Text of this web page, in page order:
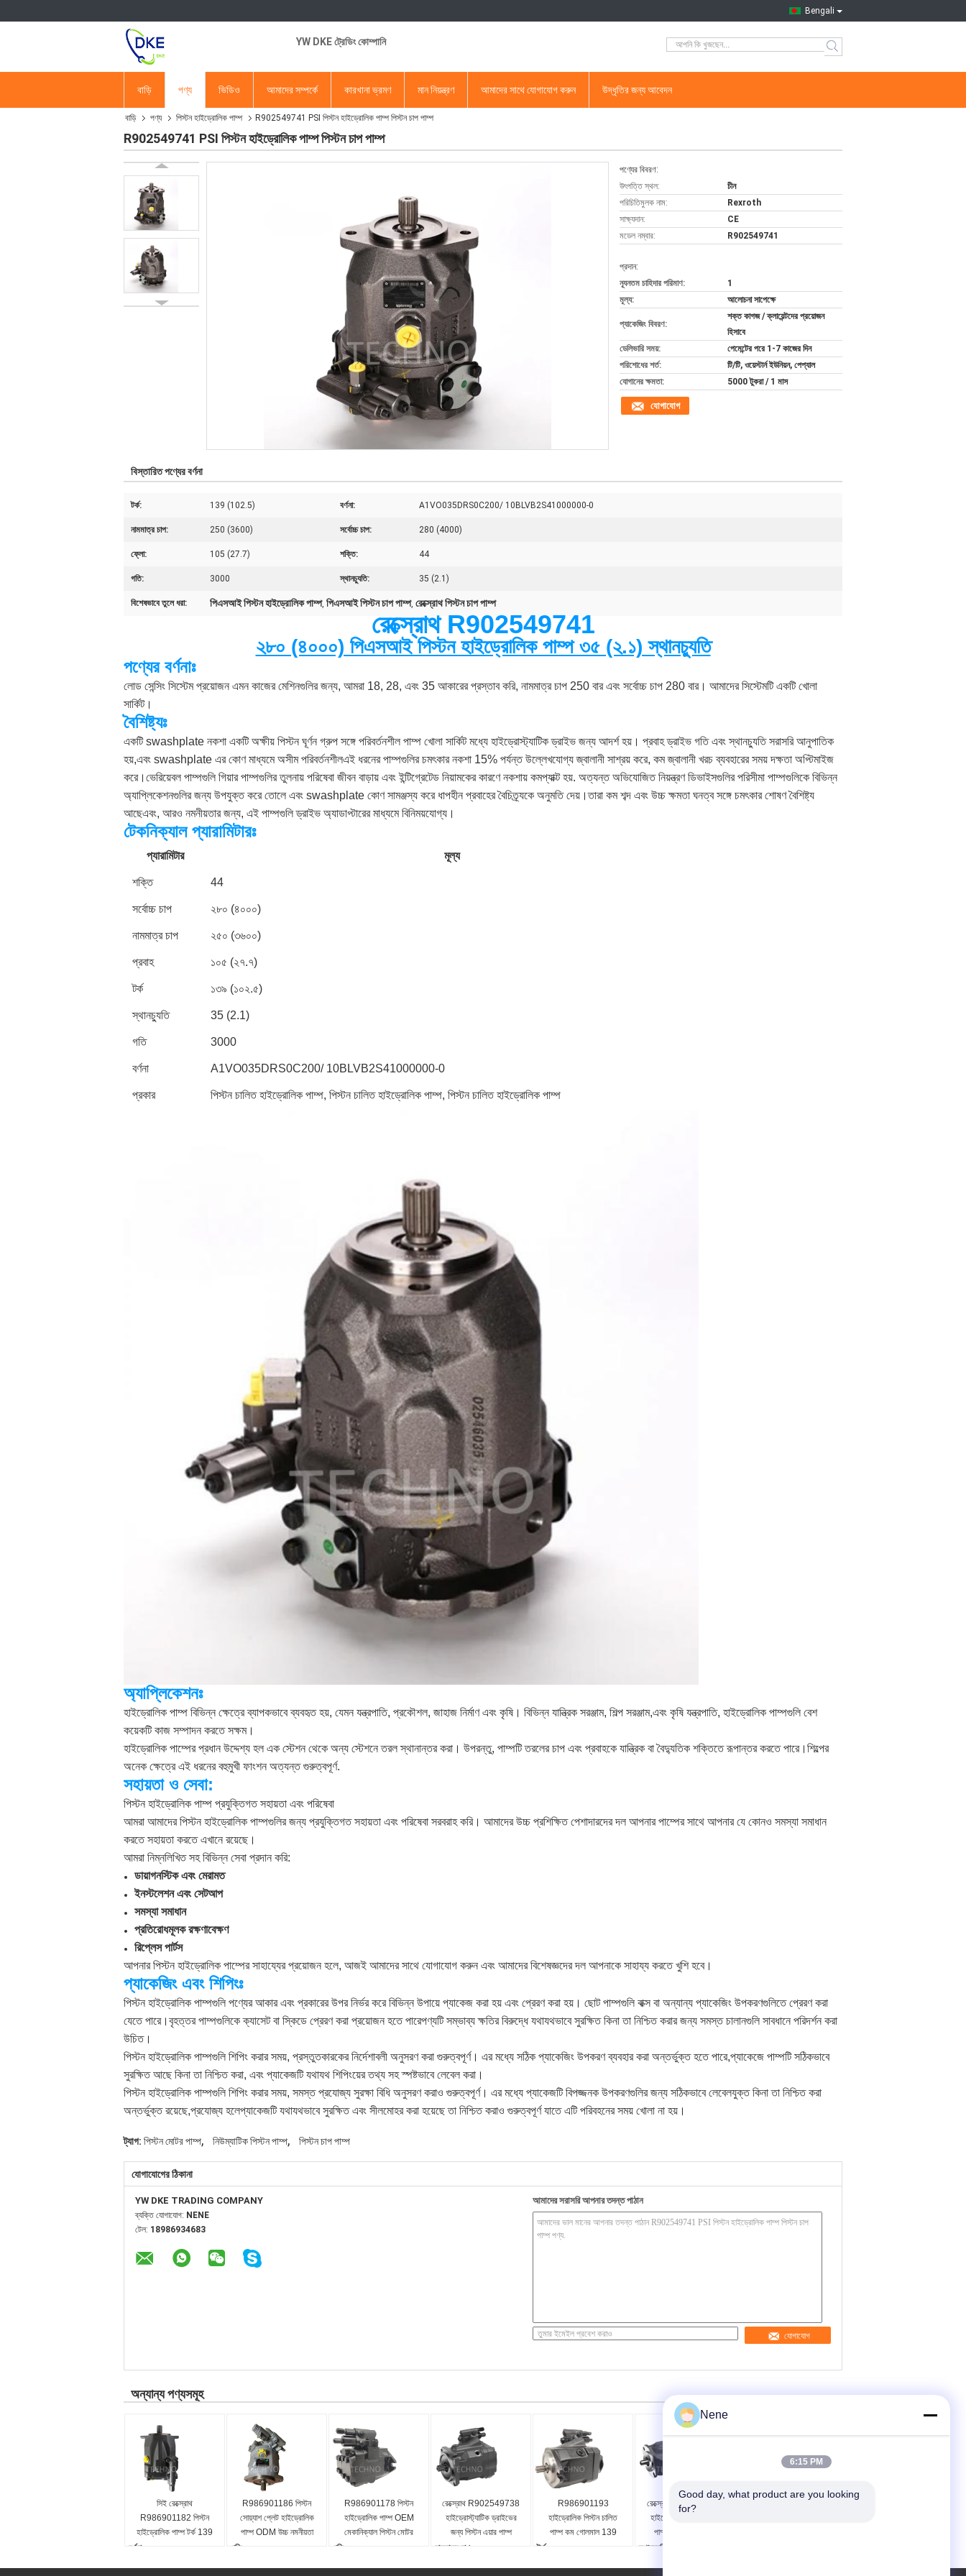
Bengali
YW DKE ট্রেডিং কোম্পানি
বাড়ি পণ্য ভিডিও আমাদের সম্পর্কে কারখানা ভ্রমণ মান নিয়ন্ত্রণ আমাদের সাথে যোগাযোগ করুন উদ্ধৃতির জন্য আবেদন
বাড়ি পণ্য পিস্টন হাইড্রোলিক পাম্প R902549741 PSI পিস্টন হাইড্রোলিক পাম্প পিস্টন চাপ পাম্প
R902549741 PSI পিস্টন হাইড্রোলিক পাম্প পিস্টন চাপ পাম্প
পণ্যের বিবরণ:
উৎপত্তি স্থল:
চীন
পরিচিতিমুলক নাম:
Rexroth
সাক্ষ্যদান:
CE
মডেল নম্বার:
R902549741
প্রদান:
ন্যূনতম চাহিদার পরিমাণ:
1
মূল্য:
আলোচনা সাপেক্ষে
প্যাকেজিং বিবরণ:
শক্ত কাগজ / ক্লায়েন্টদের প্রয়োজন
হিসাবে
ডেলিভারি সময়:
পেমেন্টের পরে 1-7 কাজের দিন
পরিশোধের শর্ত:
টি/টি, ওয়েস্টার্ন ইউনিয়ন, পেপ্যাল
যোগানের ক্ষমতা:
5000 টুকরা / 1 মাস
যোগাযোগ
বিস্তারিত পণ্যের বর্ণনা
টর্ক: 139 (102.5) বর্ণনা: A1VO035DRS0C200/ 10BLVB2S41000000-0
নামমাত্র চাপ: 250 (3600) সর্বোচ্চ চাপ: 280 (4000)
ফ্লো: 105 (27.7) শক্তি: 44
গতি: 3000 স্থানচ্যুতি: 35 (2.1)
বিশেষভাবে তুলে ধরা: পিএসআই পিস্টন হাইড্রোলিক পাম্প, পিএসআই পিস্টন চাপ পাম্প, রেক্স্রোথ পিস্টন চাপ পাম্প
রেক্স্রোথ R902549741
২৮০ (৪০০০) পিএসআই পিস্টন হাইড্রোলিক পাম্প ৩৫ (২.১) স্থানচ্যুতি
পণ্যের বর্ণনাঃ
লোড সেন্সিং সিস্টেম প্রয়োজন এমন কাজের মেশিনগুলির জন্য, আমরা 18, 28, এবং 35 আকারের প্রস্তাব করি, নামমাত্র চাপ 250 বার এবং সর্বোচ্চ চাপ 280 বার। আমাদের সিস্টেমটি একটি খোলা
সার্কিট।
বৈশিষ্ট্যঃ
একটি swashplate নকশা একটি অক্ষীয় পিস্টন ঘূর্ণন গ্রুপ সঙ্গে পরিবর্তনশীল পাম্প খোলা সার্কিট মধ্যে হাইড্রোস্ট্যাটিক ড্রাইভ জন্য আদর্শ হয়। প্রবাহ ড্রাইভ গতি এবং স্থানচ্যুতি সরাসরি আনুপাতিক
হয়,এবং swashplate এর কোণ মাধ্যমে অসীম পরিবর্তনশীলএই ধরনের পাম্পগুলির চমৎকার নকশা 15% পর্যন্ত উল্লেখযোগ্য জ্বালানী সাশ্রয় করে, কম জ্বালানী খরচ ব্যবহারের সময় দক্ষতা অপ্টিমাইজ
করে।ভেরিয়েবল পাম্পগুলি গিয়ার পাম্পগুলির তুলনায় পরিষেবা জীবন বাড়ায় এবং ইন্টিগ্রেটেড নিয়ামকের কারণে নকশায় কমপ্যাক্ট হয়. অত্যন্ত অভিযোজিত নিয়ন্ত্রণ ডিভাইসগুলির পরিসীমা পাম্পগুলিকে বিভিন্ন
অ্যাপ্লিকেশনগুলির জন্য উপযুক্ত করে তোলে এবং swashplate কোণ সামঞ্জস্য করে ধাপহীন প্রবাহের বৈচিত্র্যকে অনুমতি দেয়।তারা কম শব্দ এবং উচ্চ ক্ষমতা ঘনত্ব সঙ্গে চমৎকার শোষণ বৈশিষ্ট্য
আছেএবং, আরও নমনীয়তার জন্য, এই পাম্পগুলি ড্রাইভ অ্যাডাপ্টারের মাধ্যমে বিনিময়যোগ্য।
টেকনিক্যাল প্যারামিটারঃ
প্যারামিটার মূল্য
শক্তি 44
সর্বোচ্চ চাপ ২৮০ (৪০০০)
নামমাত্র চাপ ২৫০ (৩৬০০)
প্রবাহ ১০৫ (২৭.৭)
টর্ক ১৩৯ (১০২.৫)
স্থানচ্যুতি 35 (2.1)
গতি 3000
বর্ণনা A1VO035DRS0C200/ 10BLVB2S41000000-0
প্রকার পিস্টন চালিত হাইড্রোলিক পাম্প, পিস্টন চালিত হাইড্রোলিক পাম্প, পিস্টন চালিত হাইড্রোলিক পাম্প
অ্যাপ্লিকেশনঃ
হাইড্রোলিক পাম্প বিভিন্ন ক্ষেত্রে ব্যাপকভাবে ব্যবহৃত হয়, যেমন যন্ত্রপাতি, প্রকৌশল, জাহাজ নির্মাণ এবং কৃষি। বিভিন্ন যান্ত্রিক সরঞ্জাম, শিল্প সরঞ্জাম,এবং কৃষি যন্ত্রপাতি, হাইড্রোলিক পাম্পগুলি বেশ
কয়েকটি কাজ সম্পাদন করতে সক্ষম।
হাইড্রোলিক পাম্পের প্রধান উদ্দেশ্য হল এক স্টেশন থেকে অন্য স্টেশনে তরল স্থানান্তর করা। উপরন্তু, পাম্পটি তরলের চাপ এবং প্রবাহকে যান্ত্রিক বা বৈদ্যুতিক শক্তিতে রূপান্তর করতে পারে।শিল্পের
অনেক ক্ষেত্রে এই ধরনের বহুমুখী ফাংশন অত্যন্ত গুরুত্বপূর্ণ.
সহায়তা ও সেবা:
পিস্টন হাইড্রোলিক পাম্প প্রযুক্তিগত সহায়তা এবং পরিষেবা
আমরা আমাদের পিস্টন হাইড্রোলিক পাম্পগুলির জন্য প্রযুক্তিগত সহায়তা এবং পরিষেবা সরবরাহ করি। আমাদের উচ্চ প্রশিক্ষিত পেশাদারদের দল আপনার পাম্পের সাথে আপনার যে কোনও সমস্যা সমাধান
করতে সহায়তা করতে এখানে রয়েছে।
আমরা নিম্নলিখিত সহ বিভিন্ন সেবা প্রদান করি:
ডায়াগনস্টিক এবং মেরামত
ইনস্টলেশন এবং সেটআপ
সমস্যা সমাধান
প্রতিরোধমূলক রক্ষণাবেক্ষণ
রিপ্লেস পার্টস
আপনার পিস্টন হাইড্রোলিক পাম্পের সাহায্যের প্রয়োজন হলে, আজই আমাদের সাথে যোগাযোগ করুন এবং আমাদের বিশেষজ্ঞদের দল আপনাকে সাহায্য করতে খুশি হবে।
প্যাকেজিং এবং শিপিংঃ
পিস্টন হাইড্রোলিক পাম্পগুলি পণ্যের আকার এবং প্রকারের উপর নির্ভর করে বিভিন্ন উপায়ে প্যাকেজ করা হয় এবং প্রেরণ করা হয়। ছোট পাম্পগুলি বাক্স বা অন্যান্য প্যাকেজিং উপকরণগুলিতে প্রেরণ করা
যেতে পারে।বৃহত্তর পাম্পগুলিকে ক্যাসেট বা স্কিডে প্রেরণ করা প্রয়োজন হতে পারেপণ্যটি সম্ভাব্য ক্ষতির বিরুদ্ধে যথাযথভাবে সুরক্ষিত কিনা তা নিশ্চিত করার জন্য সমস্ত চালানগুলি সাবধানে পরিদর্শন করা
উচিত।
পিস্টন হাইড্রোলিক পাম্পগুলি শিপিং করার সময়, প্রস্তুতকারকের নির্দেশাবলী অনুসরণ করা গুরুত্বপূর্ণ। এর মধ্যে সঠিক প্যাকেজিং উপকরণ ব্যবহার করা অন্তর্ভুক্ত হতে পারে,প্যাকেজে পাম্পটি সঠিকভাবে
সুরক্ষিত আছে কিনা তা নিশ্চিত করা, এবং প্যাকেজটি যথাযথ শিপিংয়ের তথ্য সহ স্পষ্টভাবে লেবেল করা।
পিস্টন হাইড্রোলিক পাম্পগুলি শিপিং করার সময়, সমস্ত প্রযোজ্য সুরক্ষা বিধি অনুসরণ করাও গুরুত্বপূর্ণ। এর মধ্যে প্যাকেজটি বিপজ্জনক উপকরণগুলির জন্য সঠিকভাবে লেবেলযুক্ত কিনা তা নিশ্চিত করা
অন্তর্ভুক্ত রয়েছে,প্রযোজ্য হলেপ্যাকেজটি যথাযথভাবে সুরক্ষিত এবং সীলমোহর করা হয়েছে তা নিশ্চিত করাও গুরুত্বপূর্ণ যাতে এটি পরিবহনের সময় খোলা না হয়।
ট্যাগ: পিস্টন মোটর পাম্প, নিউম্যাটিক পিস্টন পাম্প, পিস্টন চাপ পাম্প
যোগাযোগের ঠিকানা
YW DKE TRADING COMPANY
ব্যক্তি যোগাযোগ: NENE
টেল: 18986934683
আমাদের সরাসরি আপনার তদন্ত পাঠান
যোগাযোগ
অন্যান্য পণ্যসমূহ
সিই রেক্স্রোথ
R986901182 পিস্টন
হাইড্রোলিক পাম্প টর্ক 139
বর্ণনা:
R986901186 পিস্টন
সোয়্যাশ প্লেট হাইড্রোলিক
পাম্প ODM উচ্চ নমনীয়তা
গতি:
R986901178 পিস্টন
হাইড্রোলিক পাম্প OEM
মেকানিক্যাল পিস্টন মোটর
গতি:
রেক্স্রোথ R902549738
হাইড্রোস্ট্যাটিক ড্রাইভের
জন্য পিস্টন এয়ার পাম্প
ভেরিয়েবল
নামমাত্র চাপ:
R986901193
হাইড্রোলিক পিস্টন চালিত
পাম্প কম গোলমাল 139
টর্ক:
রেক্স্রোথ R986901189
হাইড্রোলিক অক্ষীয় পিস্টন
পাম্প 3000rpm 35
((2.1) স্থানচ্যুতি
স্থানচ্যুতি:
Nene
6:15 PM
Good day, what product are you looking
for?